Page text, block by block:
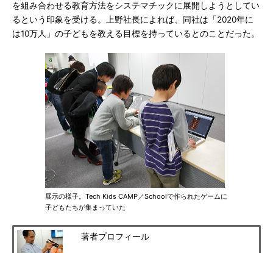
を組み合わせる教育方法をシステマチックに展開しようとしてい
るという印象を受ける。上野社長によれば、同社は「2020年に
は10万人」の子どもを教える目標を持っているとのことだった。
展示の様子。Tech Kids CAMP／Schoolで作られたゲームに
子どもたちが集まっていた
著者プロフィール